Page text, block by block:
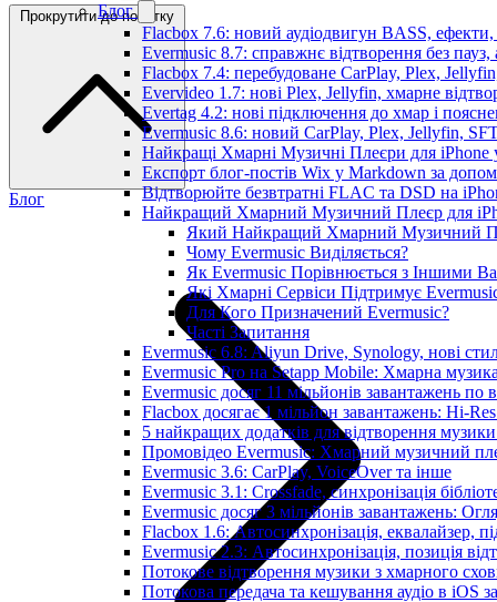
Блог
Flacbox 7.6: новий аудіодвигун BASS,
Evermusic 8.7: справжнє відтворення без пауз,
Flacbox 7.4: перебудоване CarPlay, Plex,
Evervideo 1.7: нові Plex, Jellyfin, хмарне
Evertag 4.2: нові підключення до хмар і
Evermusic 8.6: новий CarPlay, Plex, Jellyfin,
Найкращі Хмарні Музичні Плеєри для iPhone
Експорт блог-постів Wix у Markdown за
Відтворюйте безвтратні FLAC та DSD на
Найкращий Хмарний Музичний Плеєр для
Який Найкращий Хмарний Музичний
Чому Evermusic Виділяється?
Як Evermusic Порівнюється з Іншими
Які Хмарні Сервіси Підтримує
Для Кого Призначений Evermusic?
Часті Запитання
Evermusic 6.8: Aliyun Drive, Synology, нові
Evermusic Pro на Setapp Mobile: Хмарна
Evermusic досяг 11 мільйонів завантажень по
Flacbox досягає 1 мільйон завантажень: Hi-Res
5 найкращих додатків для відтворення
Промовідео Evermusic: Хмарний музичний
Evermusic 3.6: CarPlay, VoiceOver та інше
Evermusic 3.1: Crossfade, синхронізація
Evermusic досяг 3 мільйонів завантажень:
Flacbox 1.6: Автосинхронізація, еквалайзер,
Evermusic 2.3: Автосинхронізація, позиція
Потокове відтворення музики з хмарного
Потокова передача та кешування аудіо в iOS
Прокрутити до початку
Блог